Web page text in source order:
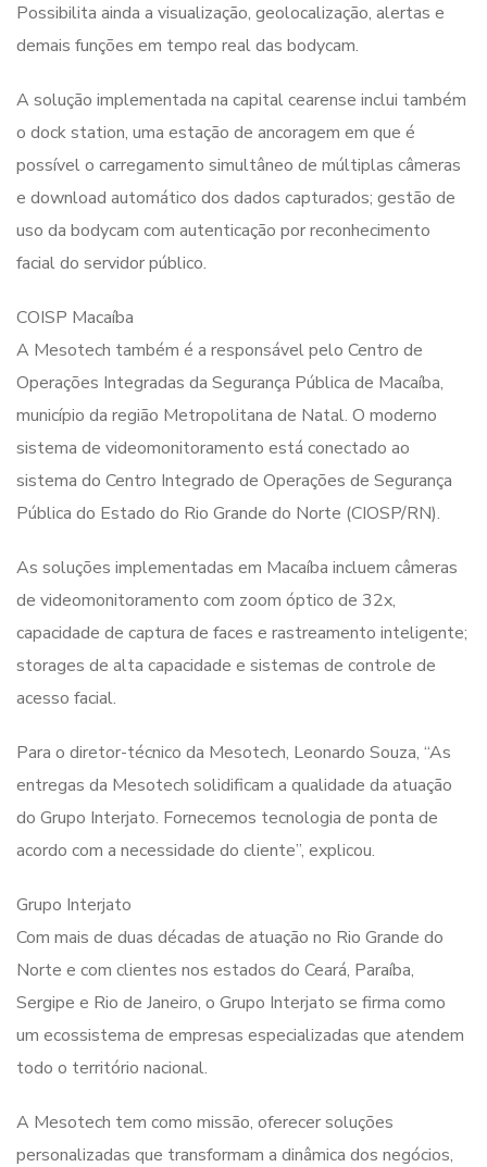
Possibilita ainda a visualização, geolocalização, alertas e
demais funções em tempo real das bodycam.
A solução implementada na capital cearense inclui também
o dock station, uma estação de ancoragem em que é
possível o carregamento simultâneo de múltiplas câmeras
e download automático dos dados capturados; gestão de
uso da bodycam com autenticação por reconhecimento
facial do servidor público.
COISP Macaíba
A Mesotech também é a responsável pelo Centro de
Operações Integradas da Segurança Pública de Macaíba,
município da região Metropolitana de Natal. O moderno
sistema de videomonitoramento está conectado ao
sistema do Centro Integrado de Operações de Segurança
Pública do Estado do Rio Grande do Norte (CIOSP/RN).
As soluções implementadas em Macaíba incluem câmeras
de videomonitoramento com zoom óptico de 32x,
capacidade de captura de faces e rastreamento inteligente;
storages de alta capacidade e sistemas de controle de
acesso facial.
Para o diretor-técnico da Mesotech, Leonardo Souza, “As
entregas da Mesotech solidificam a qualidade da atuação
do Grupo Interjato. Fornecemos tecnologia de ponta de
acordo com a necessidade do cliente”, explicou.
Grupo Interjato
Com mais de duas décadas de atuação no Rio Grande do
Norte e com clientes nos estados do Ceará, Paraíba,
Sergipe e Rio de Janeiro, o Grupo Interjato se firma como
um ecossistema de empresas especializadas que atendem
todo o território nacional.
A Mesotech tem como missão, oferecer soluções
personalizadas que transformam a dinâmica dos negócios,